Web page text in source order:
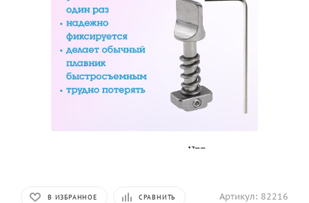
В ИЗБРАННОЕ СРАВНИТЬ Артикул: 82216